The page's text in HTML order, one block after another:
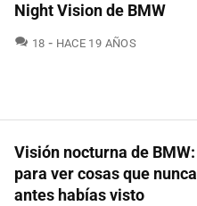
Night Vision de BMW
18 COMENTARIOS
HACE 19 AÑOS
Visión nocturna de BMW:
para ver cosas que nunca
antes habías visto